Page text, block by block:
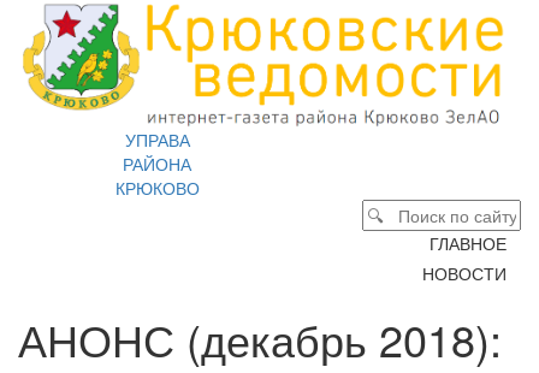
УПРАВА
РАЙОНА
КРЮКОВО
ГЛАВНОЕ
НОВОСТИ
АНОНС (декабрь 2018):